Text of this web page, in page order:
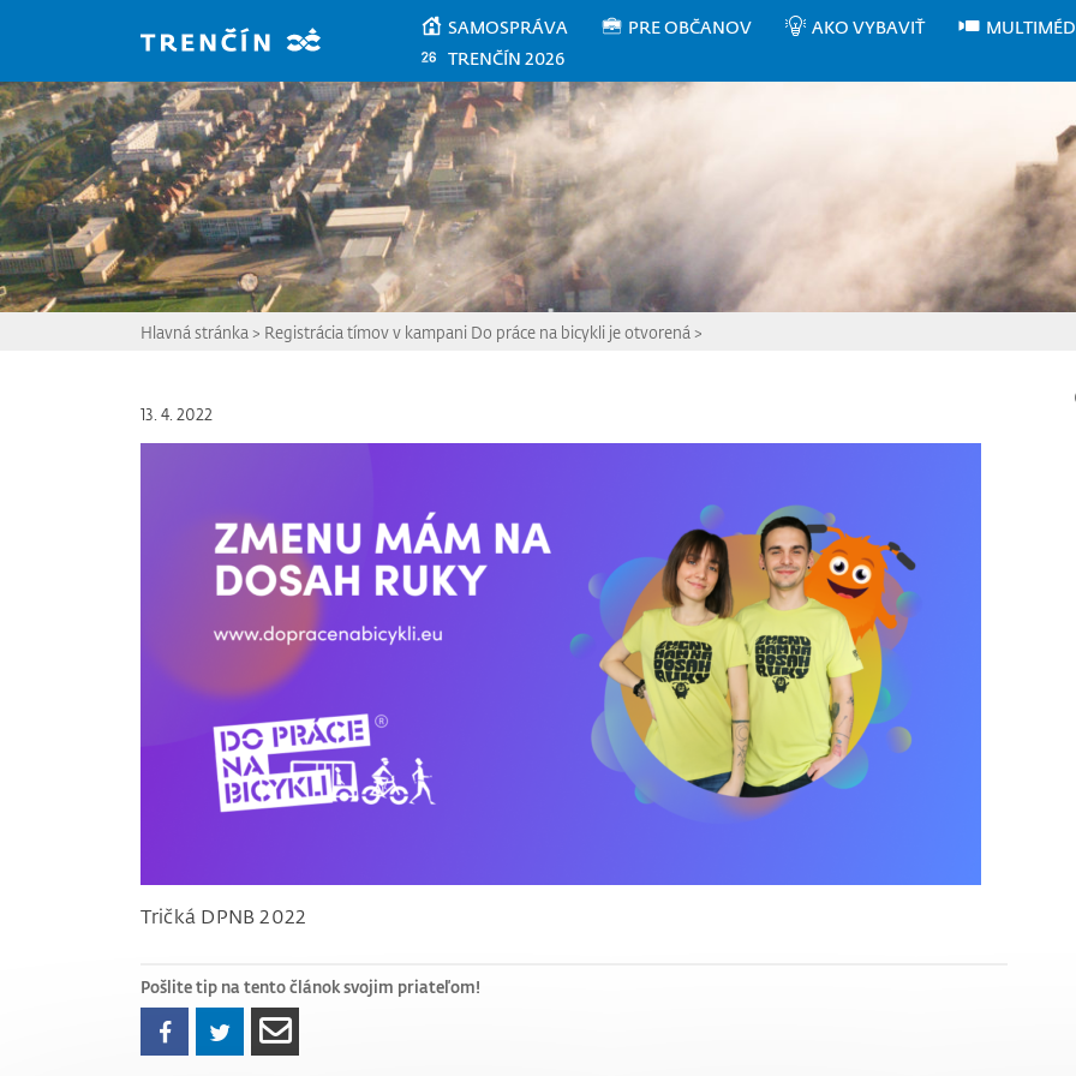
SAMOSPRÁVA PRE OBČANOV AKO VYBAVIŤ
TRENČÍN 2026
Hlavná stránka > Registrácia tímov v kampani Do práce na bicykli je otvorená >
13. 4. 2022
Tričká DPNB 2022
Pošlite tip na tento článok svojim priateľom!